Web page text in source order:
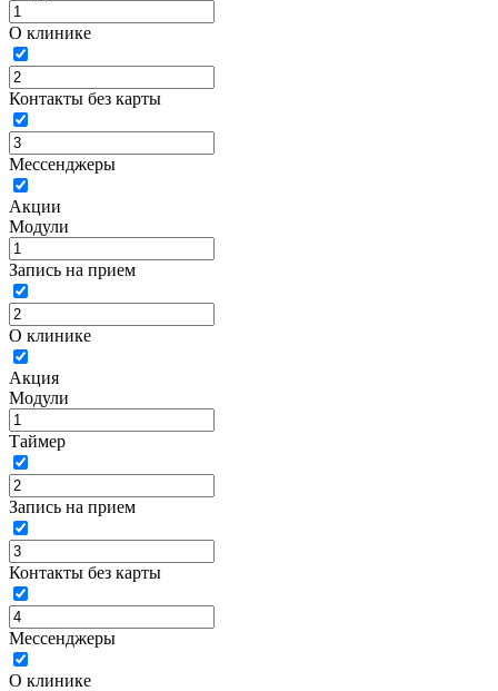
О клинике
Контакты без карты
Мессенджеры
Акции
Модули
Запись на прием
О клинике
Акция
Модули
Таймер
Запись на прием
Контакты без карты
Мессенджеры
О клинике